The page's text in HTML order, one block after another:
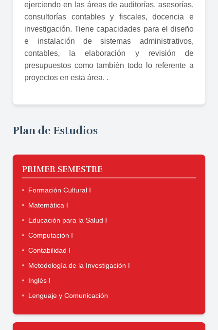
ejerciendo en las áreas de auditorías, asesorías,
consultorías contables y fiscales, docencia e
investigación. Tiene capacidades para el diseño
e instalación de sistemas administrativos,
contables, la elaboración y revisión de
presupuestos como también todo lo referente a
proyectos en esta área. .
Plan de Estudios
PRIMER SEMESTRE
Formación Cultural I
Matemática I
Educación para la Salud I
Computación I
Contabilidad I
Metodología de la Investigación I
Inglés I
Lenguaje y Comunicación